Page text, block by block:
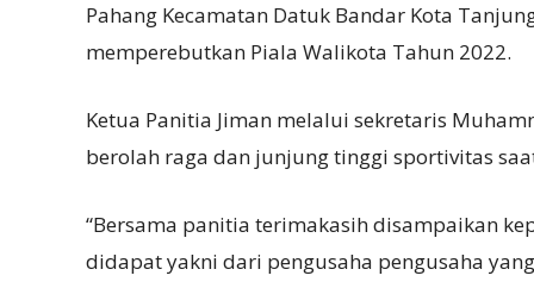
Pahang Kecamatan Datuk Bandar Kota
memperebutkan Piala Walikota Tahun 2022.
Ketua Panitia Jiman melalui sekretaris
berolah raga dan junjung tinggi sportivitas
“Bersama panitia terimakasih disampaikan
didapat yakni dari pengusaha pengusaha